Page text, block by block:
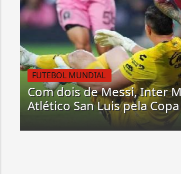
FUTEBOL MUNDIAL
Com dois de Messi, Inter
Atlético San Luis pela